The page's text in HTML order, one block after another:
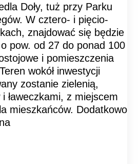
Doły, tuż przy Parku
W cztero- i pięcio-
znajdować się będzie
pow. od 27 do ponad 100
i pomieszczenia
wokół inwestycji
zostanie zielenią,
ławeczkami, z miejscem
mieszkańców. Dodatkowo